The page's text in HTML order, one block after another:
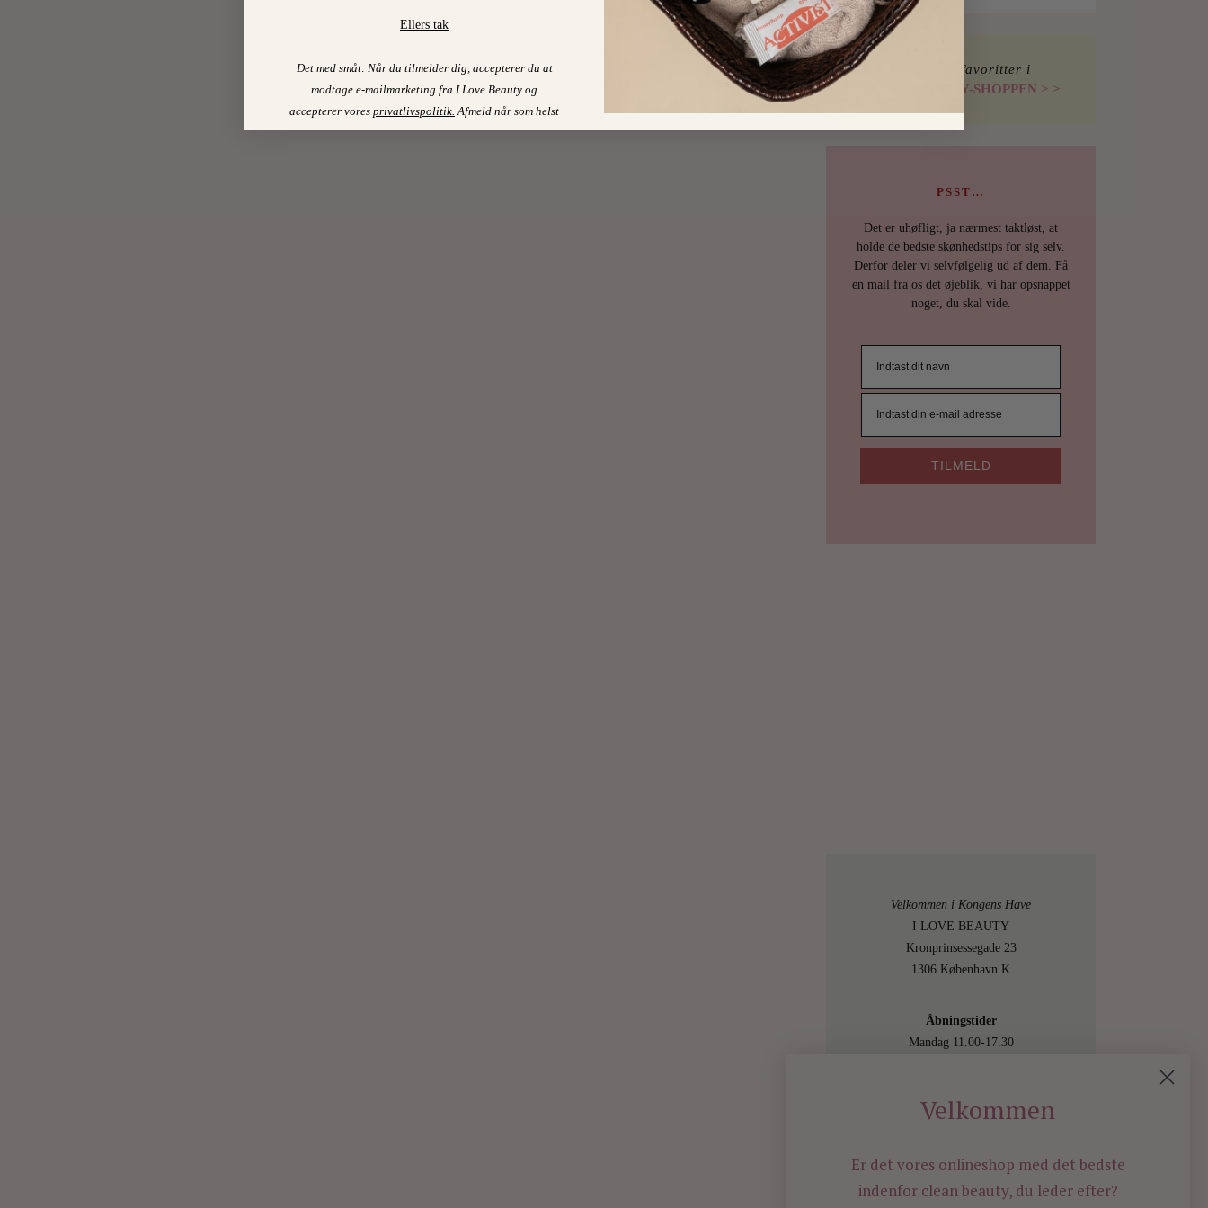
16. SEPTEMBER 2012 8
Find mine favoritter i
I LOVE BEAUTY-SHOPPEN > >
PSST…
Det er uhøfligt, ja nærmest taktløst, at
holde de bedste skønhedstips for sig selv.
Derfor deler vi selvfølgelig ud af dem. Få
en mail fra os det øjeblik, vi har opsnappet
noget, du skal vide.
TILMELD
Velkommen i Kongens Have
I LOVE BEAUTY
Kronprinsessegade 23
1306 København K
Åbningstider
Mandag 11.00-17.30
Torsdag 11.00-17.30
Besøg os også online på
shop.ilovebeauty.dk
Velkommen
Er det vores onlineshop med det bedste
indenfor clean beauty, du leder efter?
Ellers tak
Det med småt: Når du tilmelder dig, accepterer du at
modtage e-mailmarketing fra I Love Beauty og
accepterer vores privatlivspolitik. Afmeld når som helst